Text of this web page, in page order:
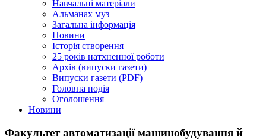
Навчальні матеріали
Альманах муз
Загальна інформація
Новини
Історія створення
25 років натхненної роботи
Архів (випуски газети)
Випуски газети (PDF)
Головна подія
Оголошення
Новини
Факультет автоматизації машинобудування й